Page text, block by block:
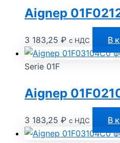
Aignep
3 183,25 ₽ с НДС В
Serie 01F
Aignep
3 183,25 ₽ с НДС
В